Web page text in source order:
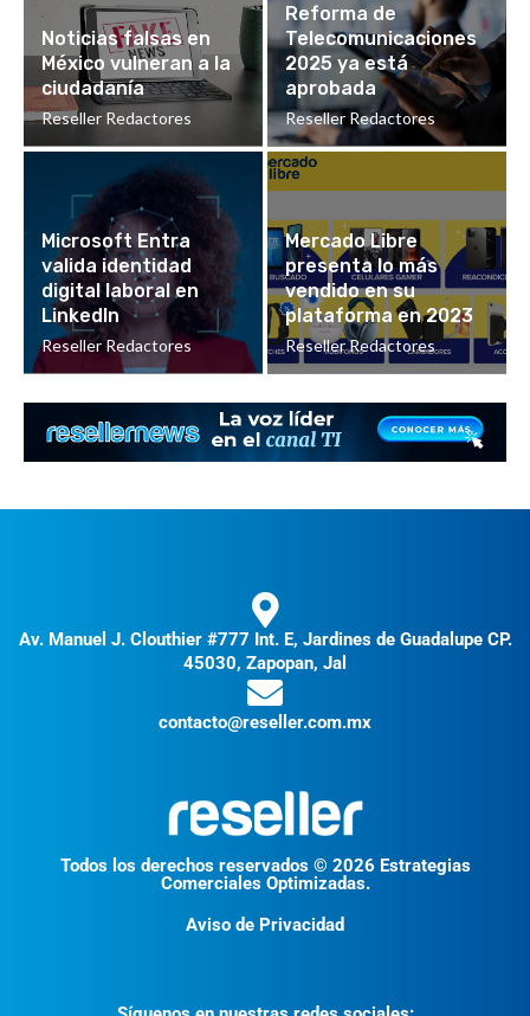
Noticias falsas en
México vulneran a la
ciudadanía
Reseller Redactores
Reforma de
Telecomunicaciones
2025 ya está
aprobada
Reseller Redactores
Microsoft Entra
valida identidad
digital laboral en
LinkedIn
Reseller Redactores
Mercado Libre
presenta lo más
vendido en su
plataforma en 2023
Reseller Redactores
Av. Manuel J. Clouthier #777 Int. E, Jardines de Guadalupe CP.
45030, Zapopan, Jal
contacto@reseller.com.mx
Todos los derechos reservados © 2026 Estrategias
Comerciales Optimizadas.
Aviso de Privacidad